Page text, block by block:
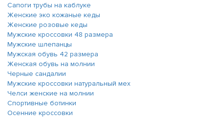
Сапоги трубы на каблуке
Женские эко кожаные кеды
Женские розовые кеды
Мужские кроссовки 48 размера
Мужские шлепанцы
Мужская обувь 42 размера
Женская обувь на молнии
Черные сандалии
Мужские кроссовки натуральный мех
Челси женские на молнии
Спортивные ботинки
Осенние кроссовки